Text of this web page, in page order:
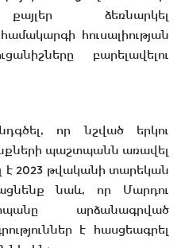
ձեռնարկել
հուսալիության
բարելավելու
որ նշված երկու
պաշտպանն առավել
2023 թվականի տարեկան
նաև, որ Մարդու
արձանագրված
է հասցեագրել